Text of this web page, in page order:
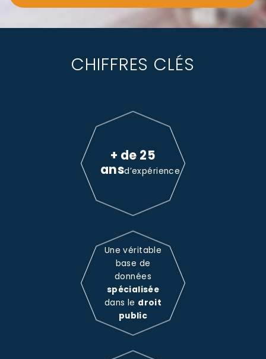
CHIFFRES CLÉS
+ de 25
ansd’expérience
Une véritable
base de
données
spécialisée
dans le droit
public